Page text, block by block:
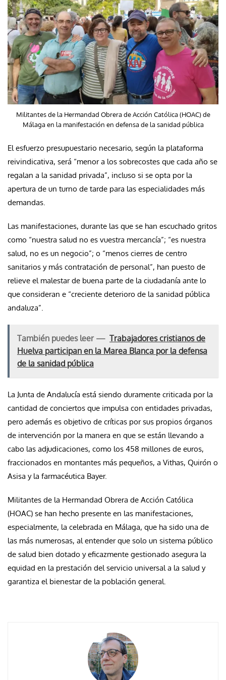
Militantes de la Hermandad Obrera de Acción Católica (HOAC) de
Málaga en la manifestación en defensa de la sanidad pública
El esfuerzo presupuestario necesario, según la plataforma
reivindicativa, será “menor a los sobrecostes que cada año se
regalan a la sanidad privada”, incluso si se opta por la
apertura de un turno de tarde para las especialidades más
demandas.
Las manifestaciones, durante las que se han escuchado gritos
como “nuestra salud no es vuestra mercancía”; “es nuestra
salud, no es un negocio”; o “menos cierres de centro
sanitarios y más contratación de personal”, han puesto de
relieve el malestar de buena parte de la ciudadanía ante lo
que consideran e “creciente deterioro de la sanidad pública
andaluza”.
También puedes leer — Trabajadores cristianos de
Huelva participan en la Marea Blanca por la defensa
de la sanidad pública
La Junta de Andalucía está siendo duramente criticada por la
cantidad de conciertos que impulsa con entidades privadas,
pero además es objetivo de críticas por sus propios órganos
de intervención por la manera en que se están llevando a
cabo las adjudicaciones, como los 458 millones de euros,
fraccionados en montantes más pequeños, a Vithas, Quirón o
Asisa y la farmacéutica Bayer.
Militantes de la Hermandad Obrera de Acción Católica
(HOAC) se han hecho presente en las manifestaciones,
especialmente, la celebrada en Málaga, que ha sido una de
las más numerosas, al entender que solo un sistema público
de salud bien dotado y eficazmente gestionado asegura la
equidad en la prestación del servicio universal a la salud y
garantiza el bienestar de la población general.